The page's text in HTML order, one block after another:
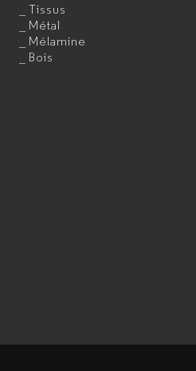
Tissus
Métal
Mélamine
Bois